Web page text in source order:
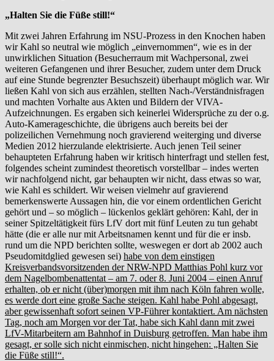
„Halten Sie die Füße still!“
Mit zwei Jahren Erfahrung im NSU-Prozess in den Knochen haben
wir Kahl so neutral wie möglich „einvernommen“, wie es in der
unwirklichen Situation (Besucherraum mit Wachpersonal, zwei
weiteren Gefangenen und ihrer Besucher, zudem unter dem Druck
auf eine Stunde begrenzter Besuchszeit) überhaupt möglich war. Wir
ließen Kahl von sich aus erzählen, stellten Nach-/Verständnisfragen
und machten Vorhalte aus Akten und Bildern der VIVA-
Aufzeichnungen. Es ergaben sich keinerlei Widersprüche zu der o.g.
Auto-Kamerageschichte, die übrigens auch bereits bei der
polizeilichen Vernehmung noch gravierend weiterging und diverse
Medien 2012 hierzulande elektrisierte. Auch jenen Teil seiner
behaupteten Erfahrung haben wir kritisch hinterfragt und stellen fest,
folgendes scheint zumindest theoretisch vorstellbar – indes werten
wir nachfolgend nicht, gar behaupten wir nicht, dass etwas so war,
wie Kahl es schildert. Wir weisen vielmehr auf gravierend
bemerkenswerte Aussagen hin, die vor einem ordentlichen Gericht
gehört und – so möglich – lückenlos geklärt gehören: Kahl, der in
seiner Spitzeltätigkeit fürs LfV dort mit fünf Leuten zu tun gehabt
hätte (die er alle nur mit Arbeitsnamen kennt und für die er insb.
rund um die NPD berichten sollte, weswegen er dort ab 2002 auch
Pseudomitdglied gewesen sei) habe von dem einstigen
Kreisverbandsvorsitzenden der NRW-NPD Matthias Pohl kurz vor
dem Nagelbombenattentat – am 7. oder 8. Juni 2004 – einen Anruf
erhalten, ob er nicht (über)morgen mit ihm nach Köln fahren wolle,
es werde dort eine große Sache steigen. Kahl habe Pohl abgesagt,
aber gewissenhaft sofort seinen VP-Führer kontaktiert. Am nächsten
Tag, noch am Morgen vor der Tat, habe sich Kahl dann mit zwei
LfV-Mitarbeitern am Bahnhof in Duisburg getroffen. Man habe ihm
gesagt, er solle sich nicht einmischen, nicht hingehen: „Halten Sie
die Füße still!“.